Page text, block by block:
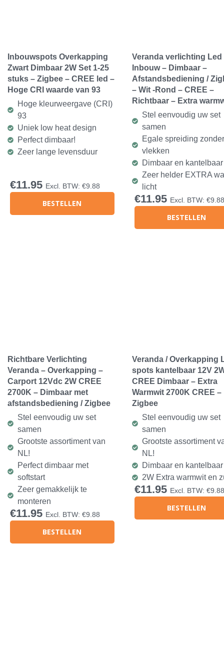
Inbouwspots Overkapping
Zwart Dimbaar 2W Set 1-25
stuks – Zigbee – CREE led –
Hoge CRI waarde van 93
Hoge kleurweergave (CRI)
93
Uniek low heat design
Perfect dimbaar!
Zeer lange levensduur
€11.95 Excl. BTW: €9.88
BESTELLEN
Veranda verlichting Led
Inbouw – Dimbaar –
Afstandsbediening /
– Wit -Rond – CREE –
Richtbaar – Extra
Stel eenvoudig uw set
samen
Egale spreiding zonder
vlekken
Dimbaar en kantelbaar
Zeer helder EXTRA
licht
€11.95 Excl. BTW: €9.88
BESTELLEN
Richtbare Verlichting
Veranda – Overkapping –
Carport 12Vdc 2W CREE
2700K – Dimbaar met
afstandsbediening / Zigbee
Stel eenvoudig uw set
samen
Grootste assortiment van
NL!
Perfect dimbaar met
softstart
Zeer gemakkelijk te
monteren
€11.95 Excl. BTW: €9.88
BESTELLEN
Veranda / Overkapping
spots kantelbaar 12V
CREE Dimbaar – Extra
Warmwit 2700K CREE –
Zigbee
Stel eenvoudig uw set
samen
Grootste assortiment
NL!
Dimbaar en kantelbaar
2W Extra warmwit en
€11.95 Excl. BTW: €9.88
BESTELLEN